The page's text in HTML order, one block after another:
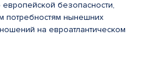
безопасности,
потребностям нынешних
на евроатлантическом